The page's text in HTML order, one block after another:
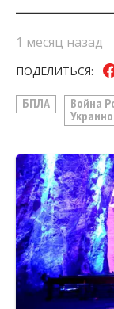
1 месяц назад
ПОДЕЛИТЬСЯ:
БПЛА
Война